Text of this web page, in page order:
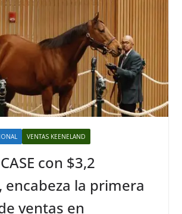
VENTAS KEENELAND
con $3,2
encabeza la primera
ventas en